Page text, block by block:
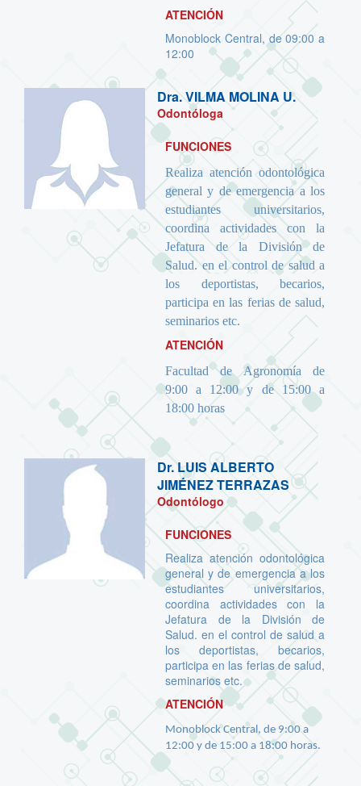
ATENCIÓN
Monoblock Central, de 09:00 a
12:00
Dra.VILMA MOLINA U.
Odontóloga
FUNCIONES
Realiza atención odontológica
general y de emergencia a los
estudiantes universitarios,
coordina actividades con la
Jefatura de la División de
Salud. en el control de salud a
los deportistas, becarios,
participa en las ferias de salud,
seminarios etc.
ATENCIÓN
Facultad de Agronomía de
9:00 a 12:00 y de 15:00 a
18:00 horas
Dr.LUIS ALBERTO
JIMÉNEZ TERRAZAS
Odontólogo
FUNCIONES
Realiza atención odontológica
general y de emergencia a los
estudiantes universitarios,
coordina actividades con la
Jefatura de la División de
Salud. en el control de salud a
los deportistas, becarios,
participa en las ferias de salud,
seminarios etc.
ATENCIÓN
Monoblock Central, de 9:00 a
12:00 y de 15:00 a 18:00 horas.